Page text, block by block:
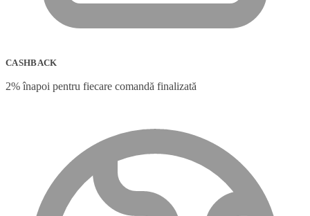
CASHBACK
2% înapoi pentru fiecare comandă finalizată